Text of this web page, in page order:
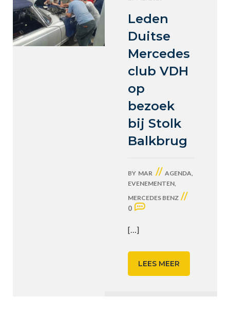
Leden
Duitse
Mercedes
club VDH
op
bezoek
bij Stolk
Balkbrug
BY MAR // AGENDA,
EVENEMENTEN,
MERCEDES BENZ //
0
[…]
LEES MEER